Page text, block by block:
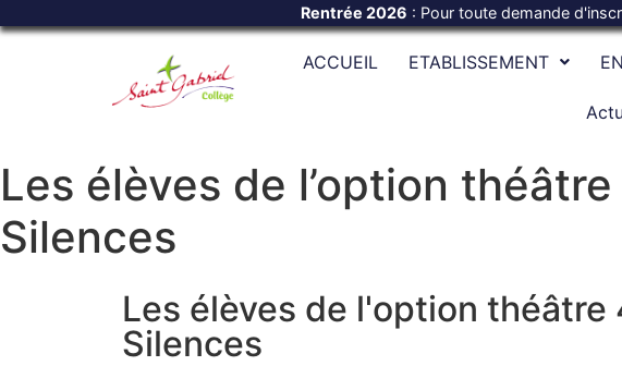
Rentrée 2026 : Pour toute demande
ACCUEIL ETABLISSEMENT
Les élèves de l’option
Silences
Les élèves de l'option
Silences